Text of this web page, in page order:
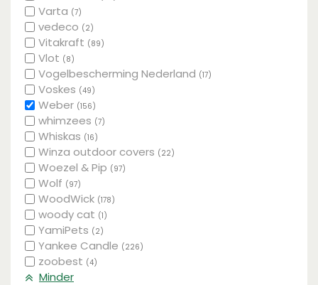
Varta (7)
vedeco (2)
Vitakraft (89)
Vlot (8)
Vogelbescherming Nederland (17)
Voskes (49)
Weber (156)
whimzees (7)
Whiskas (16)
Winza outdoor covers (22)
Woezel & Pip (97)
Wolf (97)
WoodWick (178)
woody cat (1)
YamiPets (2)
Yankee Candle (226)
zoobest (4)
Minder